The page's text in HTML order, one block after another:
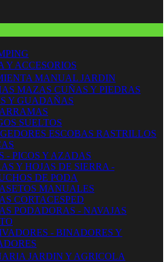
Y ACCESORIOS
MANUAL JARDIN
MAZAS CUÑAS Y PIEDRAS
Y GUADAÑAS
SUELTOS
ESCOBAS RASTRILLOS
- PICOS Y AZADAS
Y HOJAS DE SIERRA -
DE PODA
MANUALES
CORTACESPED
PODADORAS - NAVAJAS
- BINADORES Y
JARDIN Y AGRICOLA